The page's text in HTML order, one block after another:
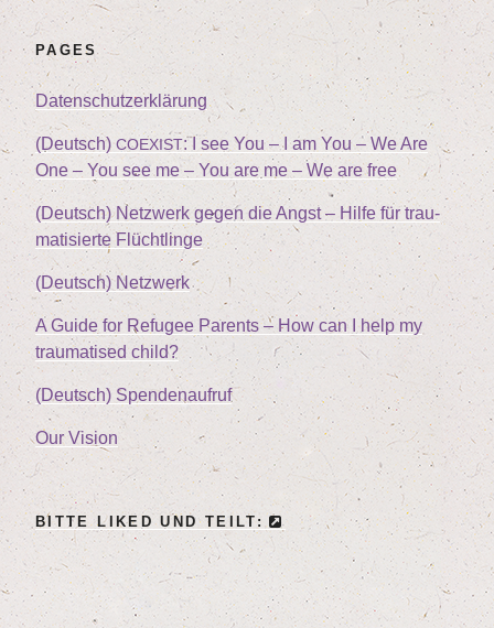
PAGES
Daten­schutz­er­klä­rung
(Deutsch)COEXIST: I see You – I am You – We Are
One – You see me – You are me – We are free
(Deutsch) Netz­werk gegen die Angst – Hil­fe für trau­
ma­ti­sier­te Flüchtlinge
(Deutsch) Netz­werk
A Gui­de for Refu­gee Par­ents – How can I help my
trau­ma­tis­ed child?
(Deutsch) Spen­den­auf­ruf
Our Visi­on
BIT­TE LIK­ED UND TEILT: